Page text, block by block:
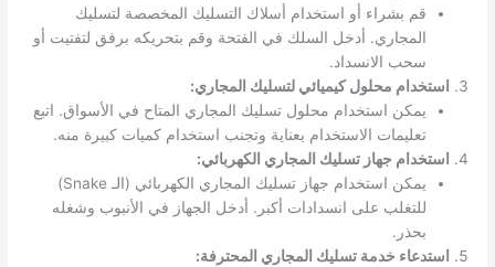
قم بشراء أو استخدام أسلاك التسليك المخصصة لتسليك
المجاري. أدخل السلك في الفتحة وقم بتحريكه برفق لتفتيت أو
سحب الانسداد.
استخدام محلول كيميائي لتسليك المجاري:
يمكن استخدام محلول تسليك المجاري المتاح في الأسواق. اتبع
تعليمات الاستخدام بعناية وتجنب استخدام كميات كبيرة منه.
استخدام جهاز تسليك المجاري الكهربائي:
يمكن استخدام جهاز تسليك المجاري الكهربائي (الـ Snake)
للتغلب على انسدادات أكبر. أدخل الجهاز في الأنبوب وشغله
بحذر.
استدعاء خدمة تسليك المجاري المحترفة: